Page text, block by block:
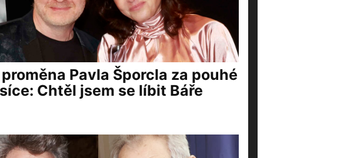
Pavla Šporcla za pouhé
Chtěl jsem se líbit Báře